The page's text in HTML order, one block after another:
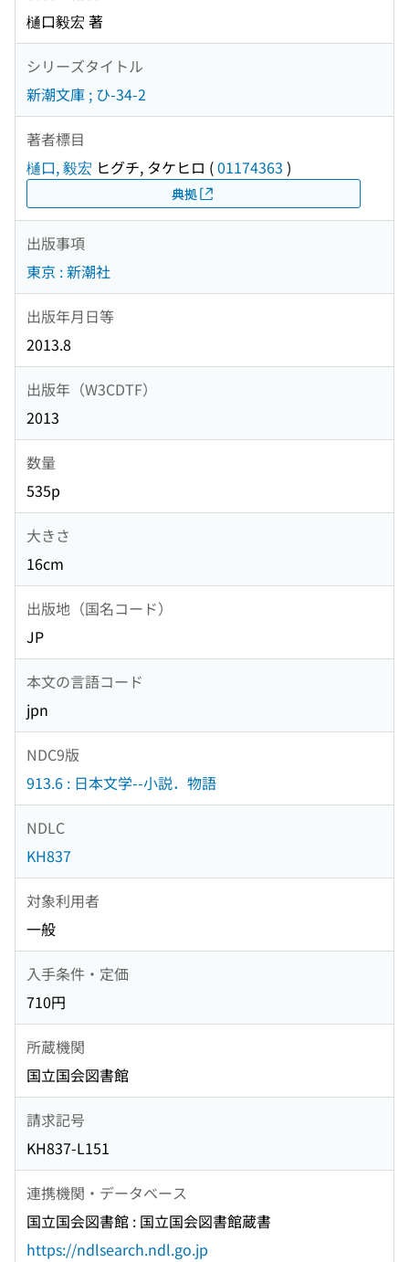
樋口毅宏 著
シリーズタイトル
新潮文庫 ; ひ-34-2
著者標目
樋口, 毅宏 ヒグチ, タケヒロ (01174363 )
典拠
出版事項
東京 : 新潮社
出版年月日等
2013.8
出版年（W3CDTF）
2013
数量
535p
大きさ
16cm
出版地（国名コード）
JP
本文の言語コード
jpn
NDC9版
913.6 : 日本文学--小説．物語
NDLC
KH837
対象利用者
一般
入手条件・定価
710円
所蔵機関
国立国会図書館
請求記号
KH837-L151
連携機関・データベース
国立国会図書館 : 国立国会図書館蔵書
https://ndlsearch.ndl.go.jp